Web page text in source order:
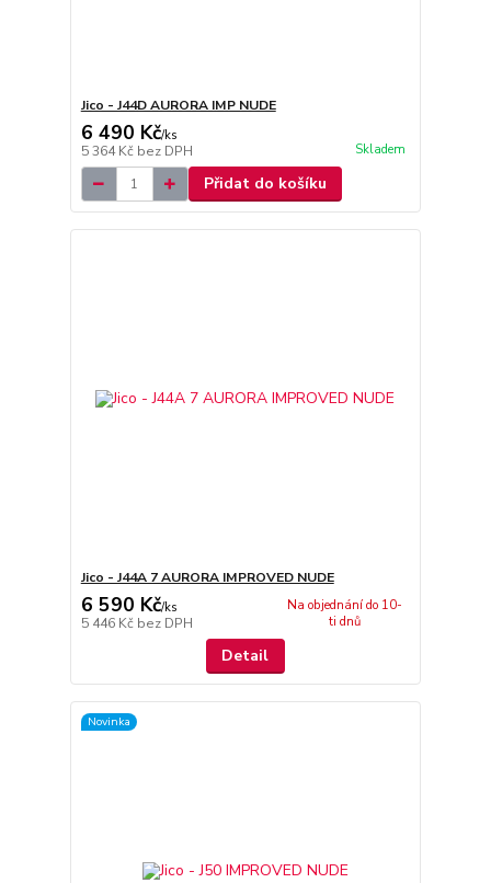
Jico - J44D AURORA IMP NUDE
6 490 Kč/ks
5 364 Kč bez DPH Skladem
Přidat do košíku
Jico - J44A 7 AURORA IMPROVED NUDE
6 590 Kč/ks
5 446 Kč bez DPH
Na objednání do 10-
ti dnů
Detail
Novinka